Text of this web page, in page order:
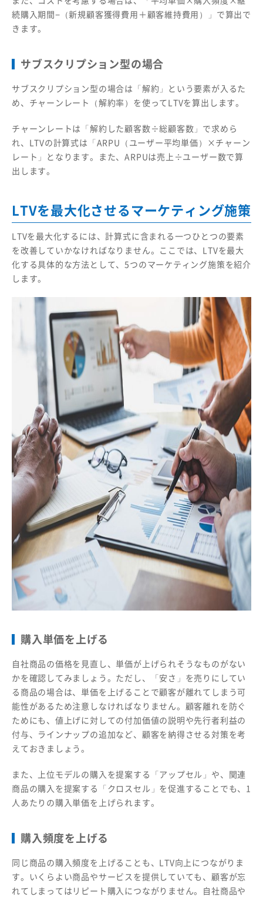
続購入期間−（新規顧客獲得費用＋顧客維持費用）」で算出で
きます。
サブスクリプション型の場合
サブスクリプション型の場合は「解約」という要素が入るた
め、チャーンレート（解約率）を使ってLTVを算出します。
チャーンレートは「解約した顧客数÷総顧客数」で求めら
れ、LTVの計算式は「ARPU（ユーザー平均単価）×チャーン
レート」となります。また、ARPUは売上÷ユーザー数で算
出します。
LTVを最大化させるマーケティング施策
LTVを最大化するには、計算式に含まれる一つひとつの要素
を改善していかなければなりません。ここでは、LTVを最大
化する具体的な方法として、5つのマーケティング施策を紹介
します。
購入単価を上げる
自社商品の価格を見直し、単価が上げられそうなものがない
かを確認してみましょう。ただし、「安さ」を売りにしてい
る商品の場合は、単価を上げることで顧客が離れてしまう可
能性があるため注意しなければなりません。顧客離れを防ぐ
ためにも、値上げに対しての付加価値の説明や先行者利益の
付与、ラインナップの追加など、顧客を納得させる対策を考
えておきましょう。
また、上位モデルの購入を提案する「アップセル」や、関連
商品の購入を提案する「クロスセル」を促進することでも、1
人あたりの購入単価を上げられます。
購入頻度を上げる
同じ商品の購入頻度を上げることも、LTV向上につながりま
す。いくらよい商品やサービスを提供していても、顧客が忘
れてしまってはリピート購入につながりません。自社商品や